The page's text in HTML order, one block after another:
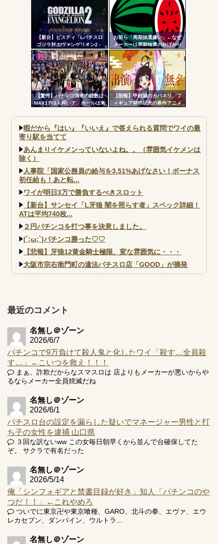
た」
【新台】ビスティ「Lパチスロ
ゴジラ対エヴァンゲリオン2」
PV第一弾公開！Gの衝撃再
来！！！
お前ら「周期抽選嫌い」←なぜ
メーカーは周期抽選の台ばかり
出すんだ？
【驚愕】パチンコ演者の総数は
MAX1700人程いて、ホールは来
円も払っている模様
【朗報】甲鉄城のカバネリ、フ
ィギュア発売記念の新作アニメ
っっっっっっっっかｗｗｗ
暇だから『はい』『いいえ』で答えられる質問でワイの最
寄り駅を当てて
あんまりイケメンっていないよね。。（雰囲気イケメンは
除く）
人事院「国家公務員の給与を3.51%あげなさい！ボーナス
初任給も！あと転...
ワイが明日3万で勝負するべきスロット
【新台】サンセイ「L牙狼 闇を照らす者」スペック詳細！
ATは平均740枚...
２円パチンコを打つ事を決意しました。
(´;ω;`)パチンコ勝った♡♡
【悲報】牙狼12黄金騎士極限、変な雰囲気に・・・
大阪市宗右衛門町の違法パチスロ店「GOOD」が摘発
プ報告あり！弱予告...
井の軽い絆？
Powered by livedoor 相互RSS
最近のコメント
名無し＠ゾーン
2026/6/7
パチンコで9万負けて殺人鬼と化したワイ「殺す…全員殺
す…」←こいつを救え！！！
まぁ、詐欺だからなスマスロは 店よりもメーカーが悪いからや
るならメーカー全員焼滅だね
名無し＠ゾーン
2026/6/1
パチスロ台の設定を漏らした疑いでマネージャー男性と打
ち子の女性を逮捕 山口県
３回な訳ないww この女毎日朝早くから並んで台確保してた
ぞ。 サクラで有名だった
名無し＠ゾーン
2026/5/14
俺「シンフォギアと禁書目録が好き」知人「パチンコのや
つだ！！」←これやめろ
ついでに東京卍や東京喰種、GARO、北斗の拳、エヴァ、エウ
レカセブン、ダンバイン、ウルトラ...
名無し＠ゾーン